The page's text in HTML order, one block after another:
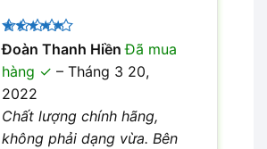
Được xếp
hạng
sao
Đoàn Thanh HiềnĐã mua
hàng
– Tháng 3 20,
2022
Chất lượng chính hãng,
không phải dạng vừa. Bên